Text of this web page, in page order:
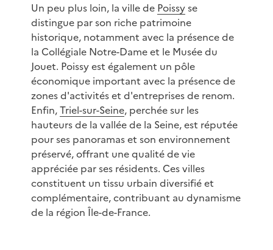
Un peu plus loin, la ville de Poissyse
distingue par son riche patrimoine
historique, notamment avec la présence de
la Collégiale Notre-Dame et le Musée du
Jouet. Poissy est également un pôle
économique important avec la présence de
zones d'activités et d'entreprises de renom.
Enfin,Triel-sur-Seine, perchée sur les
hauteurs de la vallée de la Seine, est réputée
pour ses panoramas et son environnement
préservé, offrant une qualité de vie
appréciée par ses résidents. Ces villes
constituent un tissu urbain diversifié et
complémentaire, contribuant au dynamisme
de la région Île-de-France.